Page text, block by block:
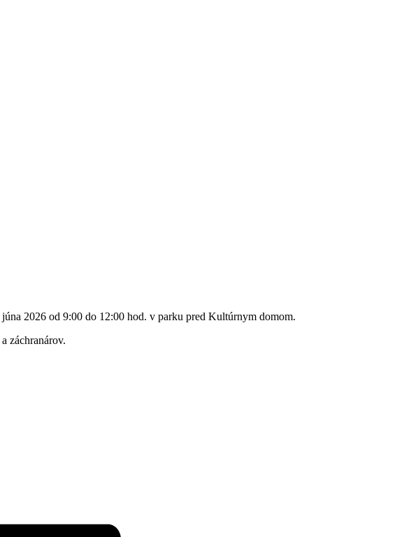
2026 od 9:00 do 12:00 hod. v parku pred Kultúrnym domom.
záchranárov.